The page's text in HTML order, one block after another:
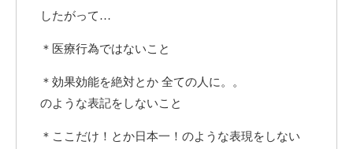
したがって…
＊医療行為ではないこと
＊効果効能を絶対とか 全ての人に。。
のような表記をしないこと
＊ここだけ！とか日本一！のような表現をしない